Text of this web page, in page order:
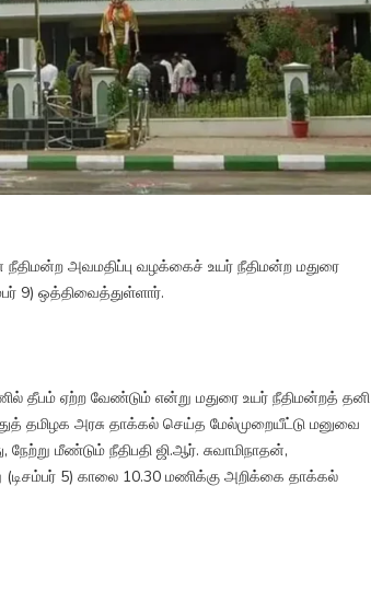
நீதிமன்ற அவமதிப்பு வழக்கைச் உயர் நீதிமன்ற மதுரை
9) ஒத்திவைத்துள்ளார்.
தீபம் ஏற்ற வேண்டும் என்று மதுரை உயர் நீதிமன்றத் தனி
தமிழக அரசு தாக்கல் செய்த மேல்முறையீட்டு மனுவை
மீண்டும் நீதிபதி ஜி.ஆர். சுவாமிநாதன்,
5) காலை 10.30 மணிக்கு அறிக்கை தாக்கல்